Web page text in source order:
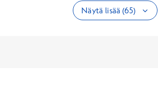
Näytä lisää (65)